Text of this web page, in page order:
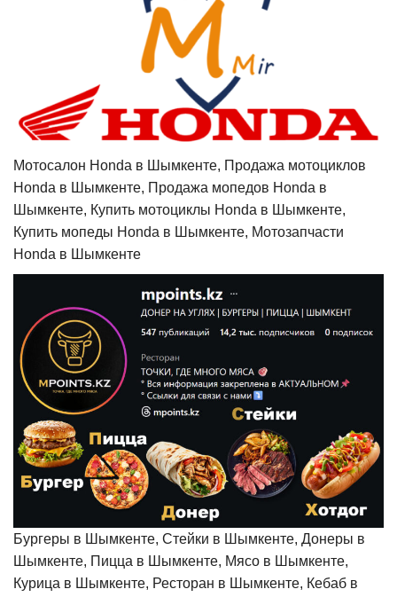
Мотосалон Honda в Шымкенте, Продажа мотоциклов
Honda в Шымкенте, Продажа мопедов Honda в
Шымкенте, Купить мотоциклы Honda в Шымкенте,
Купить мопеды Honda в Шымкенте, Мотозапчасти
Honda в Шымкенте
Бургеры в Шымкенте, Стейки в Шымкенте, Донеры в
Шымкенте, Пицца в Шымкенте, Мясо в Шымкенте,
Курица в Шымкенте, Ресторан в Шымкенте, Кебаб в